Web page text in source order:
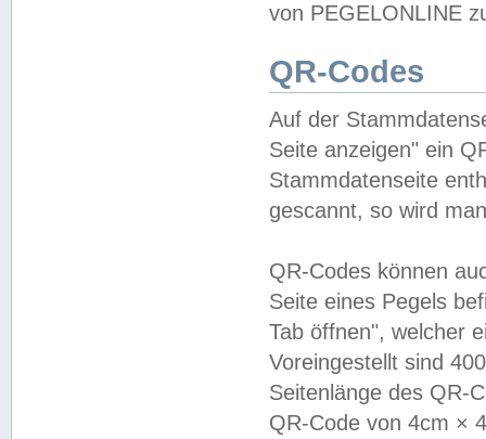
von PEGELONLINE
QR-Codes
Auf der
Seite anzeigen" ein
Stammdatenseite
gescannt, so wird
QR-Codes können
Seite eines Pegels
Tab öffnen", welcher
Voreingestellt sind
Seitenlänge des QR-
QR-Code von 4cm ×